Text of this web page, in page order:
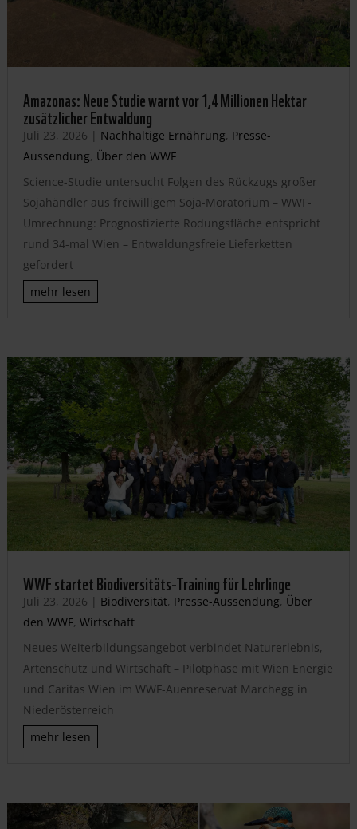
Amazonas: Neue Studie warnt vor 1,4 Millionen Hektar
zusätzlicher Entwaldung
Juli 23, 2026 | Nachhaltige Ernährung, Presse-
Aussendung, Über den WWF
Science-Studie untersucht Folgen des Rückzugs großer
Sojahändler aus freiwilligem Soja-Moratorium – WWF-
Umrechnung: Prognostizierte Rodungsfläche entspricht
rund 34-mal Wien – Entwaldungsfreie Lieferketten
gefordert
mehr lesen
WWF startet Biodiversitäts-Training für Lehrlinge
Juli 23, 2026 | Biodiversität, Presse-Aussendung, Über
den WWF, Wirtschaft
Neues Weiterbildungsangebot verbindet Naturerlebnis,
Artenschutz und Wirtschaft – Pilotphase mit Wien Energie
und Caritas Wien im WWF-Auenreservat Marchegg in
Niederösterreich
mehr lesen